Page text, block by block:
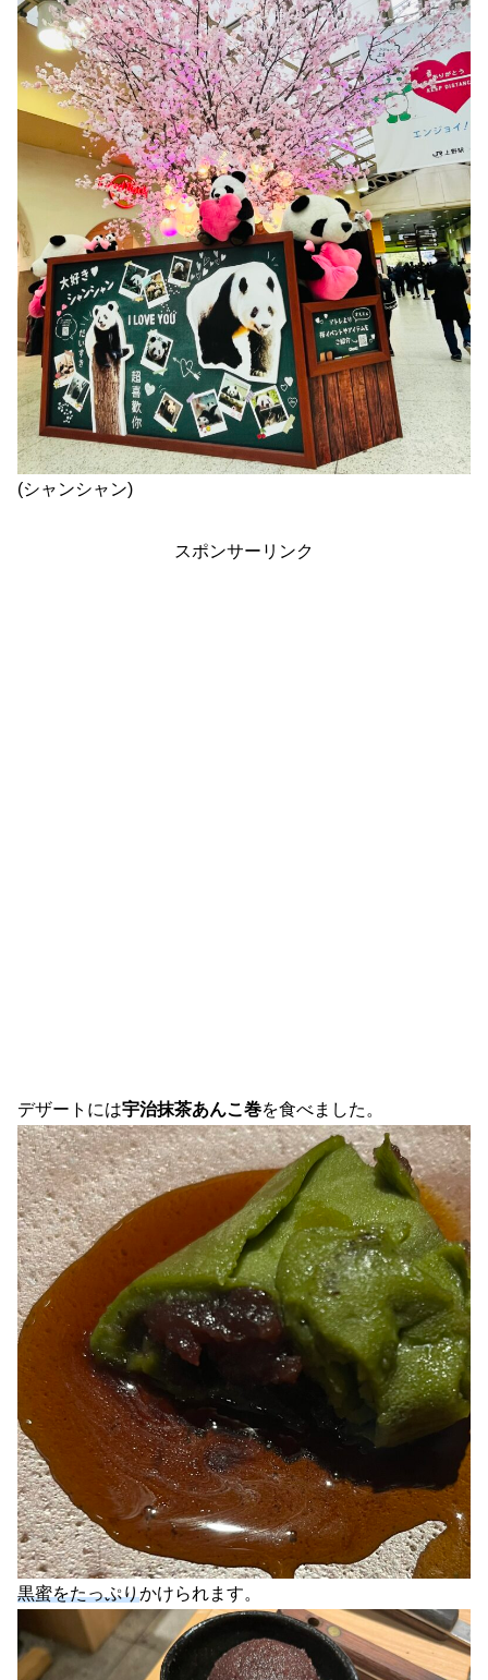
(シャンシャン)
スポンサーリンク
デザートには宇治抹茶あんこ巻を食べました。
黒蜜をたっぷりかけられます。